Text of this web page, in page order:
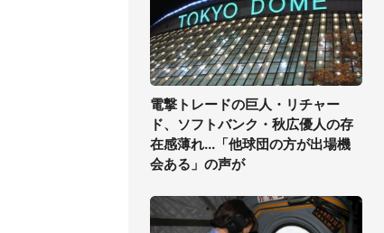
電撃トレードの巨人・リチャー
ド、ソフトバンク・秋広優人の存
在感薄れ...「他球団の方が出場機
会ある」の声が